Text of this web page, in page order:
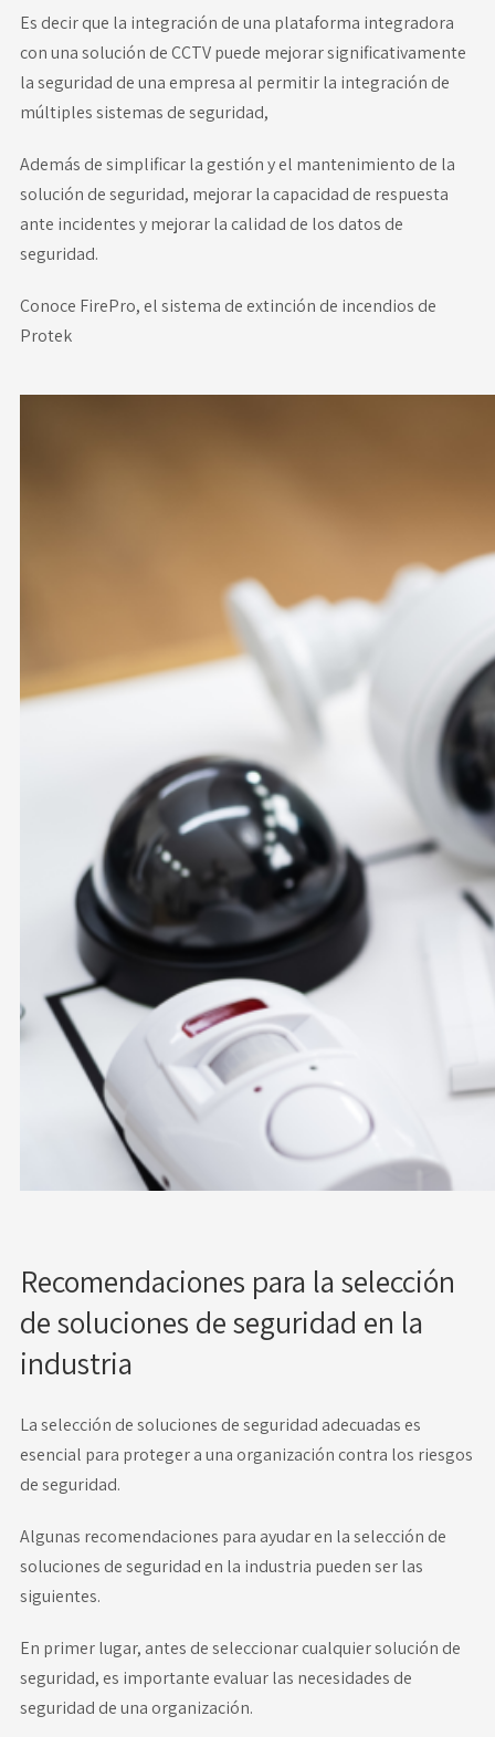
Es decir que la integración de una plataforma integradora
con una solución de CCTV puede mejorar significativamente
la seguridad de una empresa al permitir la integración de
múltiples sistemas de seguridad,
Además de simplificar la gestión y el mantenimiento de la
solución de seguridad, mejorar la capacidad de respuesta
ante incidentes y mejorar la calidad de los datos de
seguridad.
Conoce FirePro, el sistema de extinción de incendios de
Protek
Recomendaciones para la selección
de soluciones de seguridad en la
industria
La selección de soluciones de seguridad adecuadas es
esencial para proteger a una organización contra los riesgos
de seguridad.
Algunas recomendaciones para ayudar en la selección de
soluciones de seguridad en la industria pueden ser las
siguientes.
En primer lugar, antes de seleccionar cualquier solución de
seguridad, es importante evaluar las necesidades de
seguridad de una organización.